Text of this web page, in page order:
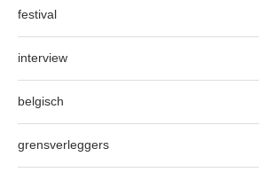
festival
interview
belgisch
grensverleggers